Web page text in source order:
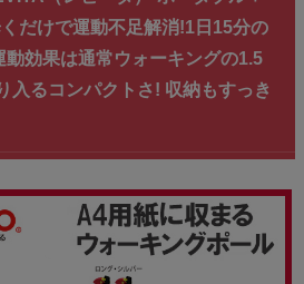
くだけで運動不足解消!1日15分の
動効果は通常ウォーキングの1.5
入るコンパクトさ! 収納もすっき